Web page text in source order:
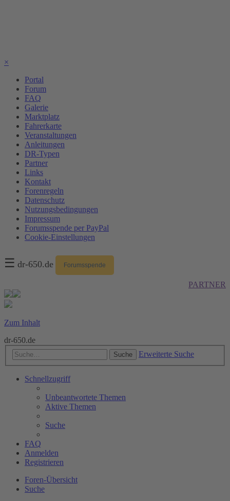
×
Portal
Forum
FAQ
Galerie
Marktplatz
Fahrerkarte
Veranstaltungen
Anleitungen
DR-Typen
Partner
Links
Kontakt
Forenregeln
Datenschutz
Nutzungsbedingungen
Impressum
Forumsspende per PayPal
Cookie-Einstellungen
☰ dr-650.de Forumsspende
PARTNER
Zum Inhalt
dr-650.de
Suche Erweiterte Suche
Schnellzugriff
Unbeantwortete Themen
Aktive Themen
Suche
FAQ
Anmelden
Registrieren
Foren-Übersicht
Suche